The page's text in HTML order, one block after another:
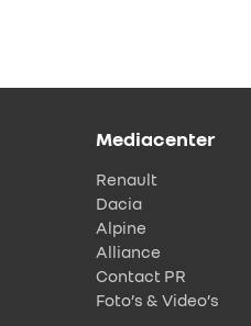
Mediacenter
Renault
Dacia
Alpine
Alliance
Contact PR
Foto’s & Video’s